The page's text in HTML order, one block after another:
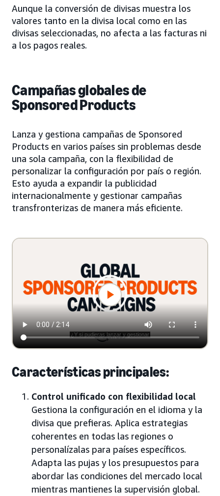
Aunque la conversión de divisas muestra los
valores tanto en la divisa local como en las
divisas seleccionadas, no afecta a las facturas ni
a los pagos reales.
Campañas globales de
Sponsored Products
Lanza y gestiona campañas de Sponsored
Products en varios países sin problemas desde
una sola campaña, con la flexibilidad de
personalizar la configuración por país o región.
Esto ayuda a expandir la publicidad
internacionalmente y gestionar campañas
transfronterizas de manera más eficiente.
Características principales:
Control unificado con flexibilidad local
Gestiona la configuración en el idioma y la
divisa que prefieras. Aplica estrategias
coherentes en todas las regiones o
personalízalas para países específicos.
Adapta las pujas y los presupuestos para
abordar las condiciones del mercado local
mientras mantienes la supervisión global.